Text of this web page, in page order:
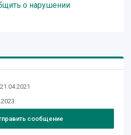
о нарушении
сообщение